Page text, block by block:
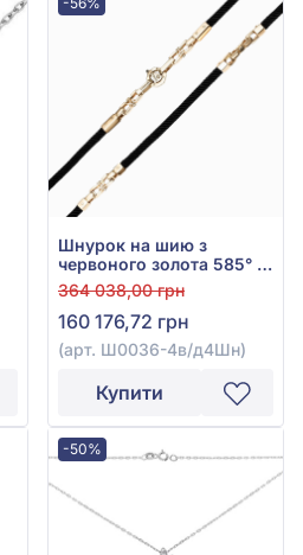
Шнурок на шию з
червоного золота 585° з
чорним шовком та
чорним куб. окс.
цирконію, арт. Ш0036-
4в/д4Шн
364 038,00 грн
160 176,72 грн
(арт. Ш0036-4в/д4Шн)
Купити
-50%